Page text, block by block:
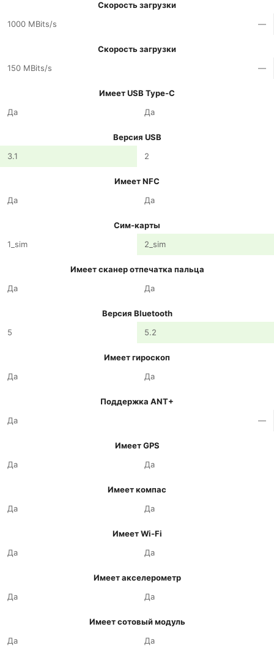
Скорость загрузки
1000 MBits/s
—
Скорость загрузки
150 MBits/s
—
Имеет USB Type-C
Да
Да
Версия USB
3.1
2
Имеет NFC
Да
Да
Сим-карты
1_sim
2_sim
Имеет сканер отпечатка пальца
Да
Да
Версия Bluetooth
5
5.2
Имеет гироскоп
Да
Да
Поддержка ANT+
Да
—
Имеет GPS
Да
Да
Имеет компас
Да
Да
Имеет Wi-Fi
Да
Да
Имеет акселерометр
Да
Да
Имеет сотовый модуль
Да
Да